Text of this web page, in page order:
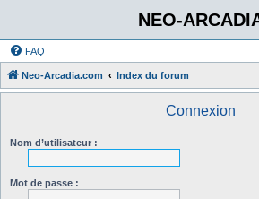
NEO-
FAQ
Neo-Arcadia.com Index du forum
Connexion
Nom d’utilisateur :
Mot de passe :